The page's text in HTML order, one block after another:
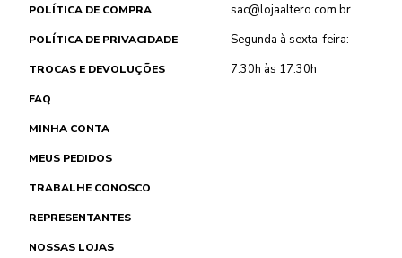
POLÍTICA DE COMPRA
POLÍTICA DE PRIVACIDADE
TROCAS E DEVOLUÇÕES
FAQ
MINHA CONTA
MEUS PEDIDOS
TRABALHE CONOSCO
REPRESENTANTES
NOSSAS LOJAS
sac@lojaaltero.com.br
Segunda à sexta-feira:
7:30h às 17:30h